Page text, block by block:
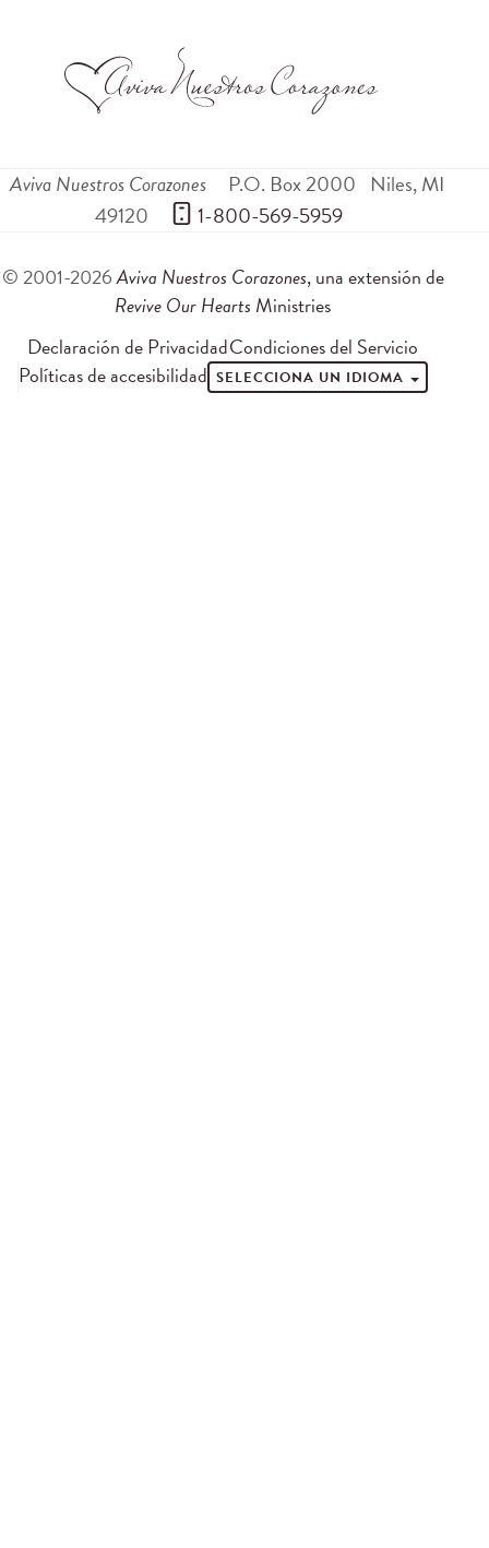
Aviva Nuestros Corazones P.O. Box 2000 Niles,MI
49120
1-800-569-5959
© 2001-2026Aviva Nuestros Corazones, una extensión de
Revive Our Hearts Ministries
Declaración de PrivacidadCondiciones del Servicio
Políticas de accesibilidad SELECCIONA UN IDIOMA